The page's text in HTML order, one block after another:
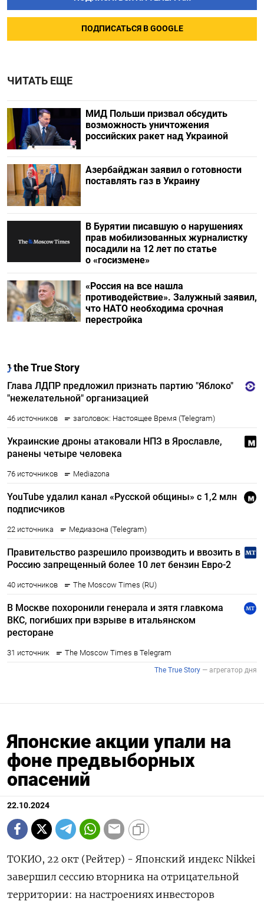
ПОДПИСАТЬСЯ В GOOGLE
ЧИТАТЬ ЕЩЕ
МИД Польши призвал обсудить
возможность уничтожения
российских ракет над Украиной
Азербайджан заявил о готовности
поставлять газ в Украину
В Бурятии писавшую о нарушениях
прав мобилизованных журналистку
посадили на 12 лет по статье
о «госизмене»
«Россия на все нашла
противодействие». Залужный заявил,
что НАТО необходима срочная
перестройка
Японские акции упали на
фоне предвыборных
опасений
22.10.2024
ТОКИО, 22 окт (Рейтер) - Японский индекс Nikkei
завершил сессию вторника на отрицательной
территории: на настроениях инвесторов